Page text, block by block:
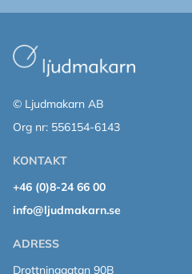
© Ljudmakarn AB
Org nr: 556154-6143
KONTAKT
+46 (0)8-24 66 00
info@ljudmakarn.se
ADRESS
Drottninggatan 90B